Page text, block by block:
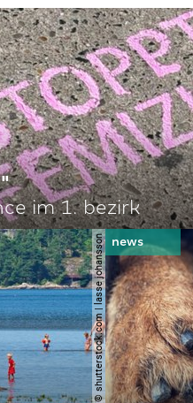
im 1. bezirk
© shutterstock.com | lasse johansson